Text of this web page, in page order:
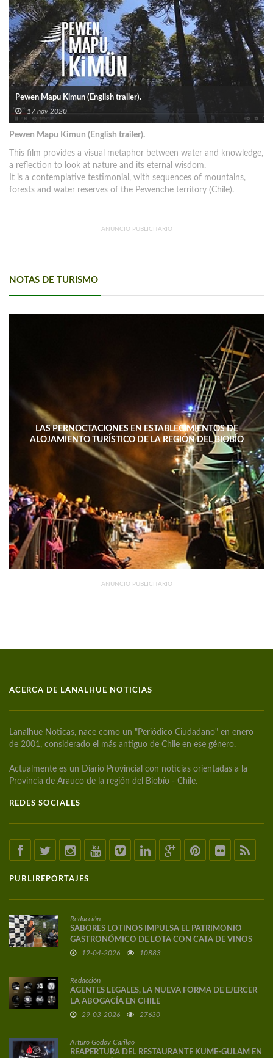
Pewen Mapu Kimun (English trailer).
17 nov 2020
Pewen Mapu Kimun (English trailer).
This film provides a visual metaphor between water and knowledge,
a reflection to look at nature and its eternal wisdom.
It is a contemplative testimonial, with sequences of mountains,
forests and water reserves of the Pewenche territory (Chile).
ANUNCIO PUBLICITARIO
NOTAS DE TURISMO
LAS PERNOCTACIONES EN ESTABLECIMIENTOS DE
ALOJAMIENTO TURÍSTICO DE LA REGIÓN DEL BIOBÍO
DISMINUYERON 15,4% INTERANUAL
ANUNCIO PUBLICITARIO
ACERCA DE LANALHUE NOTICIAS
Lanalhue Noticas, nace como un "Periódico Ciudadano" en enero
de 2001, considerado el más antiguo de Chile en ese género.
Actualmente es un Diario Provincial con noticias orientadas a la
Provincia de Arauco de la región del Biobío - Chile.
REDES SOCIALES
PUBLIREPORTAJES
Redacción
SABORES LOTINOS IMPULSA EL PATRIMONIO
GASTRONÓMICO DE LOTA CON CATA DE VINOS
DE AUTOR
12-04-2026 10883
Redacción
AGENTES LEGALES, LA NUEVA FORMA DE EJERCER
LA ABOGACÍA EN CHILE
29-03-2026 27630
Arturo Godoy Carilao
REAPERTURA DEL RESTAURANTE KUME-GULAM EN